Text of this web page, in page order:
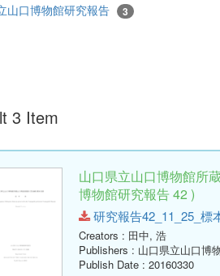
山口博物館研究報告 3
3 Item
山口県立山口博物館所
博物館研究報告 42 )
研究報告42_11_25_標
Creators : 田中, 浩
Publishers : 山口県立山口博
Publish Date : 20160330